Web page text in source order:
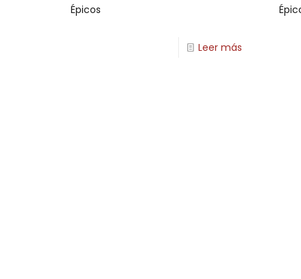
Épicos
Leer más